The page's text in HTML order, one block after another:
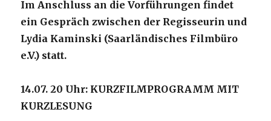
Im Anschluss an die Vorführungen findet
ein Gespräch zwischen der Regisseurin und
Lydia Kaminski (Saarländisches Filmbüro
e.V.) statt.
14.07. 20 Uhr: KURZFILMPROGRAMM MIT
KURZLESUNG